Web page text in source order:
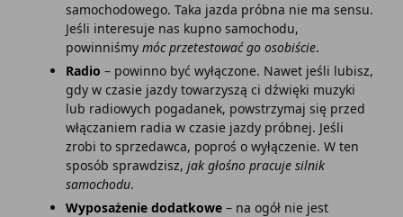
samochodowego. Taka jazda próbna nie ma sensu.
Jeśli interesuje nas kupno samochodu,
powinniśmy móc przetestować go osobiście.
Radio – powinno być wyłączone. Nawet jeśli lubisz,
gdy w czasie jazdy towarzyszą ci dźwięki muzyki
lub radiowych pogadanek, powstrzymaj się przed
włączaniem radia w czasie jazdy próbnej. Jeśli
zrobi to sprzedawca, poproś o wyłączenie. W ten
sposób sprawdzisz, jak głośno pracuje silnik
samochodu.
Wyposażenie dodatkowe– na ogół nie jest